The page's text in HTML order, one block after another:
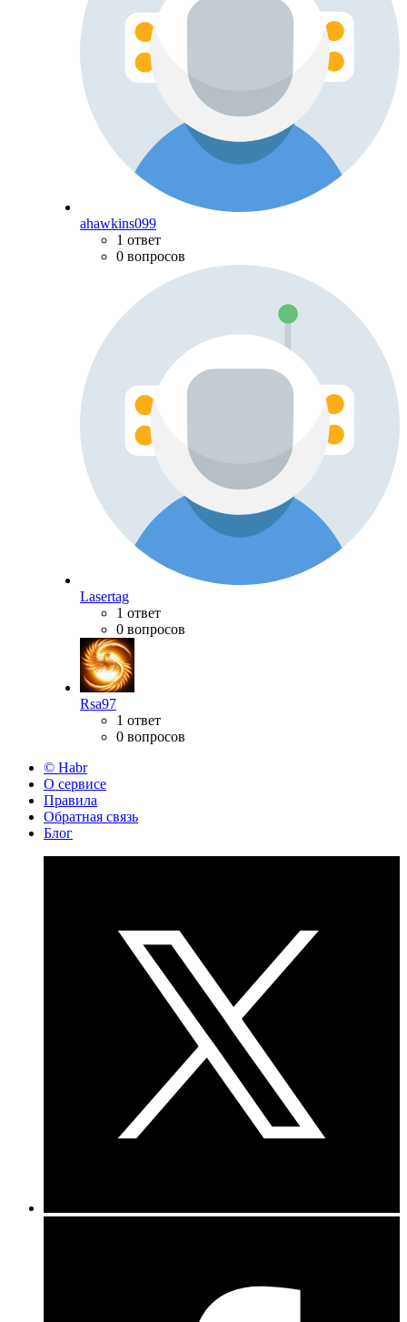
ahawkins099
1 ответ
0 вопросов
Lasertag
1 ответ
0 вопросов
Rsa97
1 ответ
0 вопросов
© Habr
О сервисе
Правила
Обратная связь
Блог